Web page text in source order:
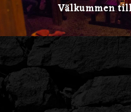
Välkummen